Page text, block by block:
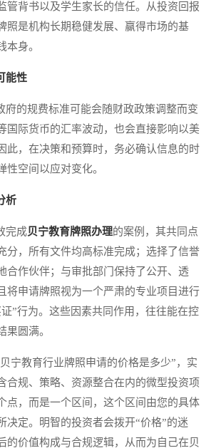
管背书以及学生家长的信任。从投资回报
照是机构长期稳健发展、赢得市场的基
本身。
能性
的规费标准可能会随财政政策调整而变
国际货币的汇率波动，也会直接影响以美
此，在决策和预算时，务必确认信息的时
性空间以应对变化。
析
完成贝宁教育牌照办理的案例，其共同点
分，所有文件均高标准完成；选择了信誉
合作伙伴；与审批部门保持了公开、透
将申请牌照视为一个严肃的专业项目进行
”行为。这些因素共同作用，往往能在控
果圆满。
教育行业牌照申请的价格是多少”，实
合规、策略、资源整合在内的微型投资项
点，而是一个区间，这个区间由您的具体
决定。明智的投资者会拨开“价格”的迷
的价值构成与合规逻辑，从而为自己在贝